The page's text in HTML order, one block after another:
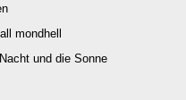
mondhell
und die Sonne